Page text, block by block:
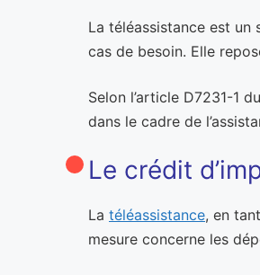
La téléassistance est un
cas de besoin. Elle
Selon l’article D7231-1
dans le cadre de
Le crédit
La téléassistance, en
mesure concerne les